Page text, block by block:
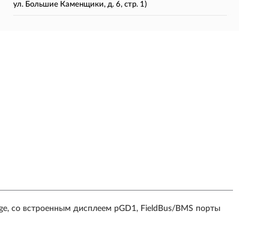
ул. Большие Каменщики, д. 6, стр. 1)
со встроенным дисплеем pGD1, FieldBus/BMS порты